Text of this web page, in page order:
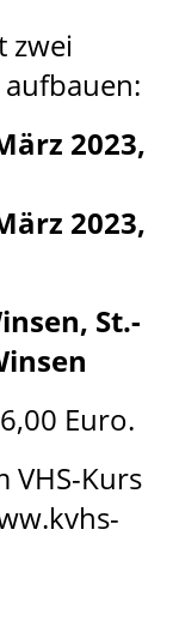
zwei
2023,
2023,
St.-
Euro.
VHS-Kurs